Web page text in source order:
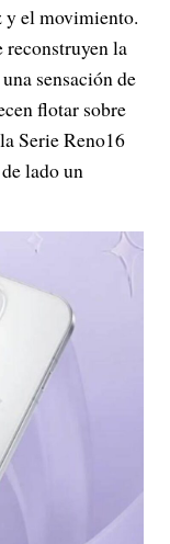
y el movimiento.
reconstruyen la
sensación de
flotar sobre
Serie Reno16
lado un